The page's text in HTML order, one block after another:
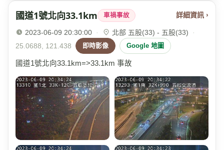
國道1號北向33.1km 車禍事故 詳細資訊 ›
2023-06-09 20:30:00 · 北部 五股(33) - 五股(33)
·
25.0688, 121.438
即時影像 Google 地圖
國道1號北向33.1km=>33.1km 事故